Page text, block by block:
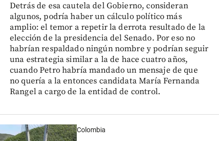
Detrás de esa cautela del Gobierno, consideran
algunos, podría haber un cálculo político más
amplio: el temor a repetir la derrota resultado de la
elección de la presidencia del Senado. Por eso no
habrían respaldado ningún nombre y podrían seguir
una estrategia similar a la de hace cuatro años,
cuando Petro habría mandado un mensaje de que
no quería a la entonces candidata María Fernanda
Rangel a cargo de la entidad de control.
Colombia